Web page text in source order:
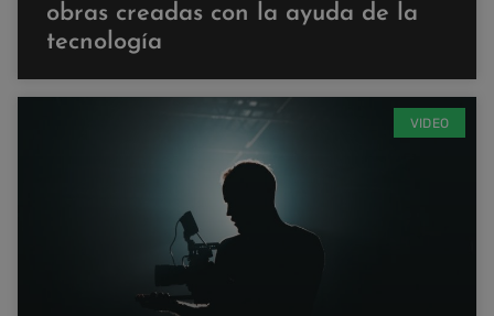
obras creadas con la ayuda de la
tecnología
VIDEO